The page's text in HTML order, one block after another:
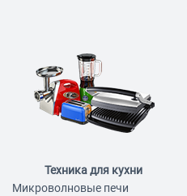
Техника для кухни
Микроволновые печи